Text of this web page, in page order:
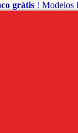
grátis ! Modelos